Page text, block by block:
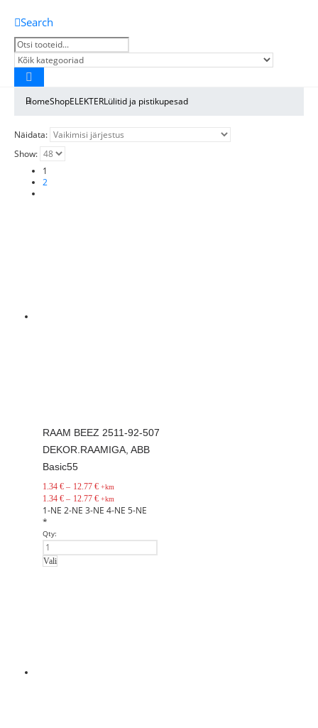
Search
HomeShopELEKTERLülitid ja pistikupesad
Näidata:
Show:
1
2
RAAM BEEZ 2511-92-507
DEKOR.RAAMIGA, ABB
Basic55
1.34€ – 12.77 € +km
1.34€ – 12.77 € +km
1-NE 2-NE 3-NE 4-NE 5-NE
*
Qty:
Vali